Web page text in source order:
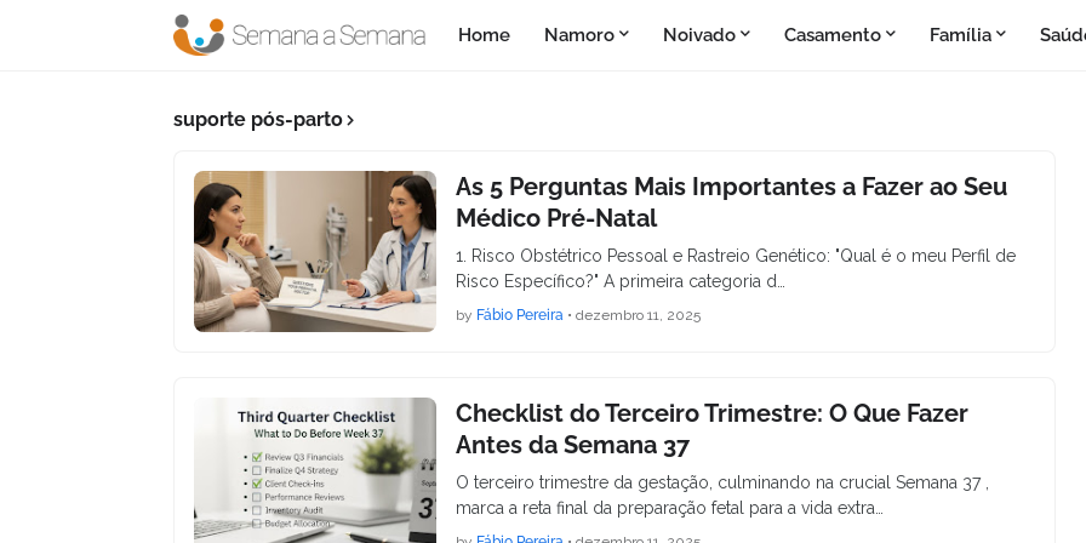
Home Namoro Noivado Casamento Família
suporte pós-parto
As 5 Perguntas Mais Importantes a Fazer ao Seu
Médico Pré-Natal
1. Risco Obstétrico Pessoal e Rastreio Genético: "Qual é o meu Perfil de
Risco Específico?" A primeira categoria d…
by Fábio Pereira • dezembro 11, 2025
Checklist do Terceiro Trimestre: O Que Fazer
Antes da Semana 37
O terceiro trimestre da gestação, culminando na crucial Semana 37 ,
marca a reta final da preparação fetal para a vida extra…